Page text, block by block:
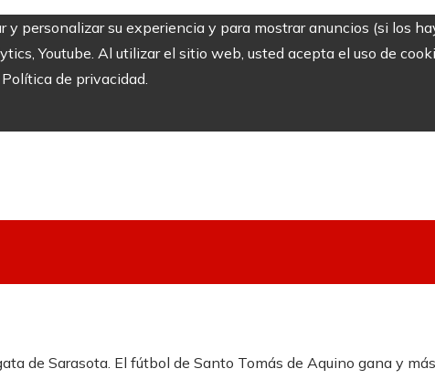
y personalizar su experiencia y para mostrar anuncios (si los
Youtube. Al utilizar el sitio web, usted acepta el uso de
de privacidad.
de Sarasota. El fútbol de Santo Tomás de Aquino gana y